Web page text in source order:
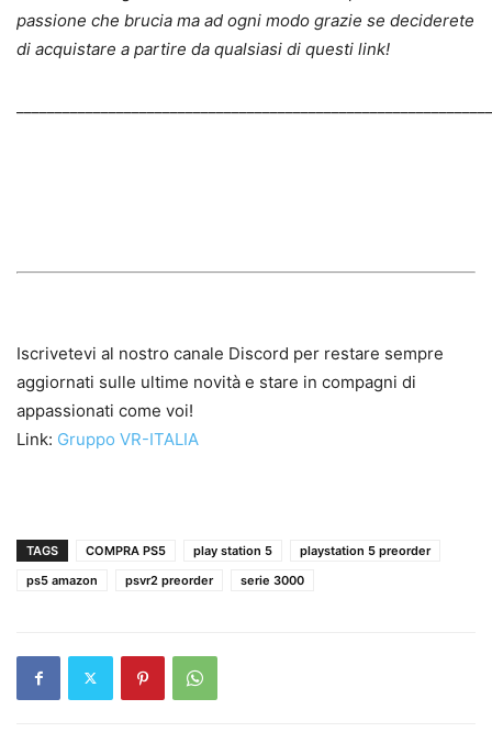
passione che brucia ma ad ogni modo grazie se deciderete
di acquistare a partire da qualsiasi di questi link!
Iscrivetevi al nostro canale Discord per restare sempre
aggiornati sulle ultime novità e stare in compagni di
appassionati come voi!
Link: Gruppo VR-ITALIA
TAGS COMPRA PS5 play station 5
playstation 5 preorder
ps5 amazon
psvr2 preorder serie 3000